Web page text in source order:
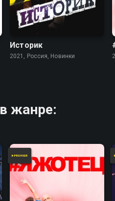
Историк
2021, Россия, Новинки
жанре: